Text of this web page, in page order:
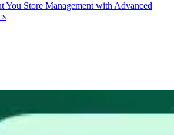
You Store Management with Advanced